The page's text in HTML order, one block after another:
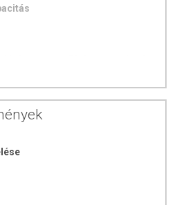
aktív szén keveréket tartalmaz,
szabadalommal védett
szűrőn kívül – nem képes
sebességgel (a
a csapvíz áthalad